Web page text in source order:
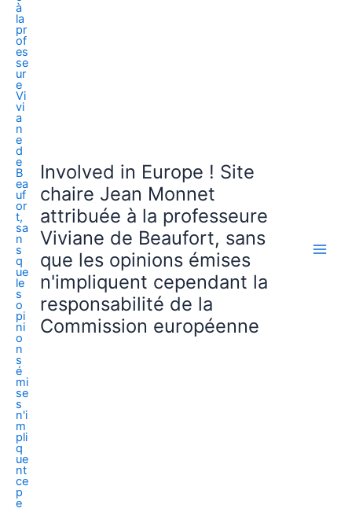
Involved in Europe ! Site
chaire Jean Monnet
attribuée à la professeure
Viviane de Beaufort, sans
que les opinions émises
n'impliquent cependant la
responsabilité de la
Commission européenne